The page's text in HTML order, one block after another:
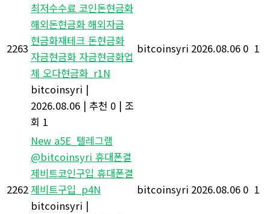
2263
최저수수료 코인돈현금화
해외돈현금화 해외자금
현금화재테크 돈현금화
자금현금화 자금현금화업
체 오다현금화_r1N
bitcoinsyri |
2026.08.06 | 추천 0 | 조
회 1
bitcoinsyri 2026.08.06 0 1
2262
New a5E_텔레그램
@bitcoinsyri 휴대폰결
제비트코인구입 휴대폰결
제비트구입_p4N
bitcoinsyri |
bitcoinsyri 2026.08.06 0 1